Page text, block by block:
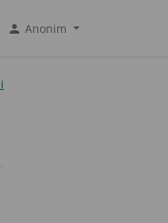
person Anonim